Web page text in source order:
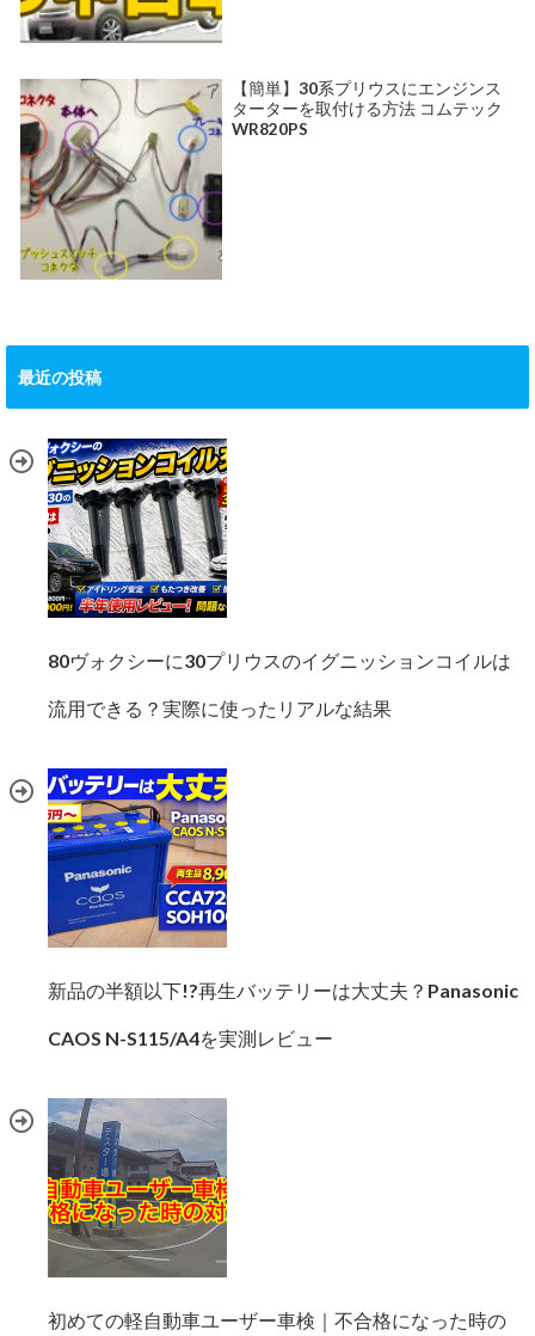
【簡単】30系プリウスにエンジンス
ターターを取付ける方法 コムテック
WR820PS
最近の投稿
80ヴォクシーに30プリウスのイグニッションコイルは
流用できる？実際に使ったリアルな結果
新品の半額以下!?再生バッテリーは大丈夫？Panasonic
CAOS N-S115/A4を実測レビュー
初めての軽自動車ユーザー車検｜不合格になった時の